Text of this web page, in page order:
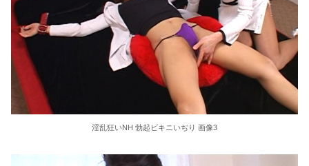
激しく揺れる小さな胸が愛おしくてたまらない
【ＳＭ・調教】出会い系でエッチした最高のドＭ女
日本政府の突然のビザ厳格化に中国人から批判殺到。「もう鎖国しろ」「あきれてモノ言えない」
松居一代 画像36枚【ヌード】
淫乱狂いNH 勃起ビキニいぢり 画像3